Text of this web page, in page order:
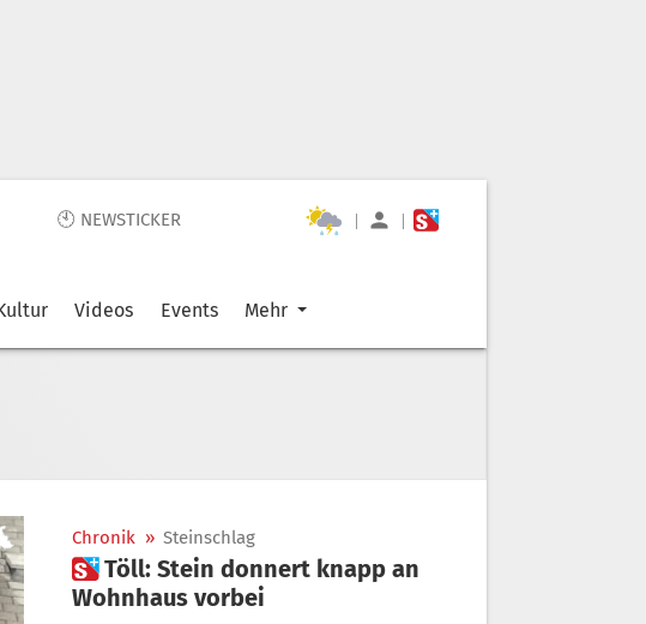
🕙 NEWSTICKER | |
Videos Events Mehr
Chronik » Steinschlag
 Töll: Stein donnert knapp an
Wohnhaus vorbei